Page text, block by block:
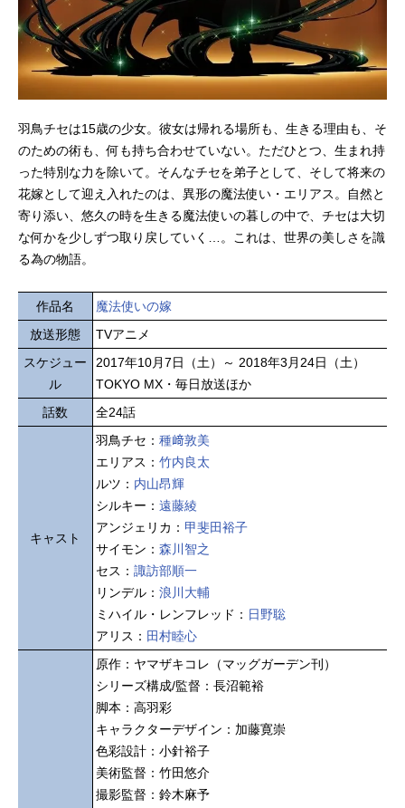
羽鳥チセは15歳の少女。彼女は帰れる場所も、生きる理由も、そ
のための術も、何も持ち合わせていない。ただひとつ、生まれ持
った特別な力を除いて。そんなチセを弟子として、そして将来の
花嫁として迎え入れたのは、異形の魔法使い・エリアス。自然と
寄り添い、悠久の時を生きる魔法使いの暮しの中で、チセは大切
な何かを少しずつ取り戻していく…。これは、世界の美しさを識
る為の物語。
作品名
魔法使いの嫁
放送形態
TVアニメ
スケジュー
ル
2017年10月7日（土）～ 2018年3月24日（土）
TOKYO MX・毎日放送ほか
話数
全24話
キャスト
羽鳥チセ： 種﨑敦美
エリアス： 竹内良太
ルツ： 内山昂輝
シルキー： 遠藤綾
アンジェリカ： 甲斐田裕子
サイモン： 森川智之
セス： 諏訪部順一
リンデル： 浪川大輔
ミハイル・レンフレッド： 日野聡
アリス： 田村睦心
原作：ヤマザキコレ（マッグガーデン刊）
シリーズ構成/監督：長沼範裕
脚本：高羽彩
キャラクターデザイン：加藤寛崇
色彩設計：小針裕子
美術監督：竹田悠介
撮影監督：鈴木麻予